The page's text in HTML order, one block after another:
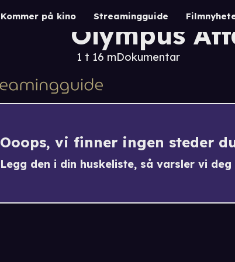
Kommer på kino Streamingguide
Olympus
1 t 16 mDokumentar
Ooops, vi finner ingen steder
Legg den i din huskeliste, så varsler vi